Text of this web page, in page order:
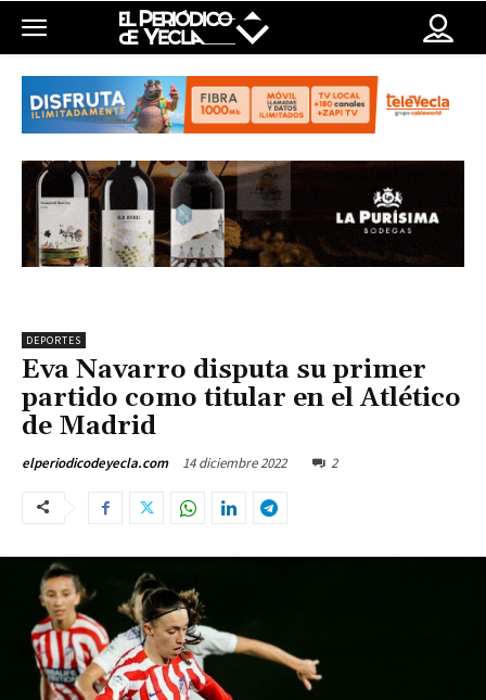
DEPORTES
Eva Navarro disputa su primer
partido como titular en el Atlético
de Madrid
elperiodicodeyecla.com 14 diciembre 2022 2